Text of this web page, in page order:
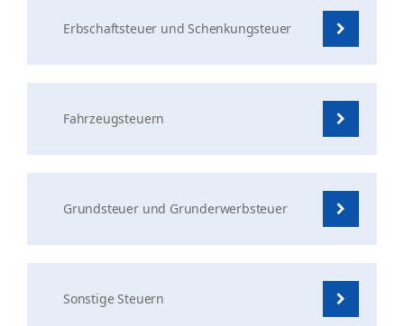
Erbschaftsteuer und Schenkungsteuer
Fahrzeugsteuern
Grundsteuer und Grunderwerbsteuer
Sonstige Steuern